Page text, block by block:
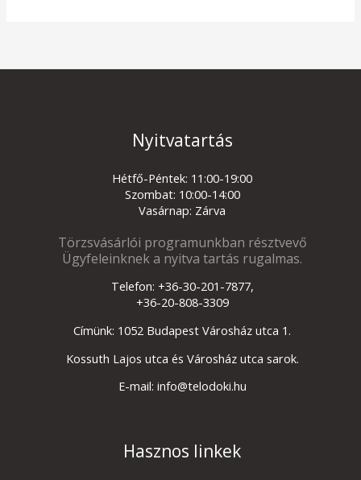
Nyitvatartás
Hétfő-Péntek: 11:00-19:00
Szombat: 10:00-14:00
Vasárnap: Zárva
Törzsvásárlói programunkban résztvevő
Ügyfeleinknek a nyitva tartás rugalmas.
Telefon: +36-30-201-7877,
+36-20-808-3309
Címünk: 1052 Budapest Városház utca 1.
Kossuth Lajos utca és Városház utca sarok.
E-mail: info@telodoki.hu
Hasznos linkek